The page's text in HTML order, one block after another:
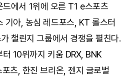
에서 1위에 오른 T1 e스포츠
기아, 농심 레드포스, KT 롤스터
챌린지 그룹에서 경쟁을 펼친다.
10위까지 키움 DRX, BNK
츠, 한진 브리온, 젠지 글로벌